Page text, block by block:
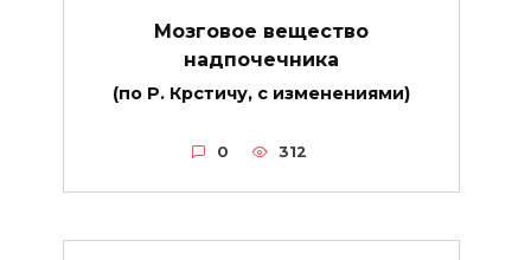
Мозговое вещество
надпочечника
(по Р. Крстичу, с изменениями)
0 312